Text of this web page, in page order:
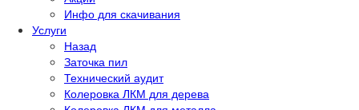
Инфо для скачивания
Услуги
Назад
Заточка пил
Технический аудит
Колеровка ЛКМ для дерева